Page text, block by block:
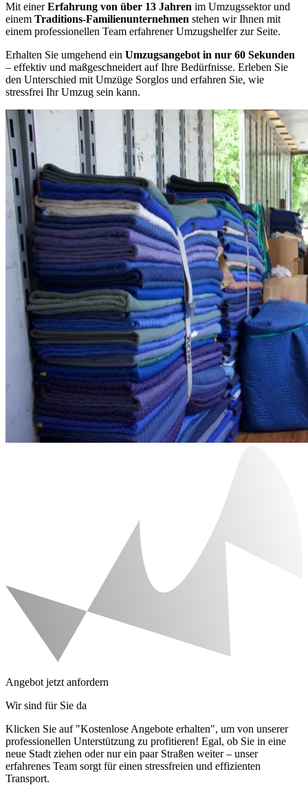
Mit einerErfahrung von über 13 Jahren im Umzugssektor und
einem Traditions-Familienunternehmen stehen wir Ihnen mit
einem professionellen Team erfahrener Umzugshelfer zur Seite.
Erhalten Sie umgehend ein Umzugsangebot in nur 60 Sekunden
– effektiv und maßgeschneidert auf Ihre Bedürfnisse. Erleben Sie
den Unterschied mit Umzüge Sorglos und erfahren Sie, wie
stressfrei Ihr Umzug sein kann.
Angebot jetzt anfordern
Wir sind für Sie da
Klicken Sie auf "Kostenlose Angebote erhalten", um von unserer
professionellen Unterstützung zu profitieren! Egal, ob Sie in eine
neue Stadt ziehen oder nur ein paar Straßen weiter – unser
erfahrenes Team sorgt für einen stressfreien und effizienten
Transport.